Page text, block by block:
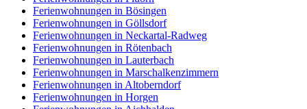
Ferienwohnungen in Bösingen
Ferienwohnungen in Göllsdorf
Ferienwohnungen in Neckartal-Radweg
Ferienwohnungen in Rötenbach
Ferienwohnungen in Lauterbach
Ferienwohnungen in Marschalkenzimmern
Ferienwohnungen in Altoberndorf
Ferienwohnungen in Horgen